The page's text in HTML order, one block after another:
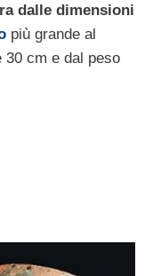
dalle dimensioni
più grande al
30 cm e dal peso